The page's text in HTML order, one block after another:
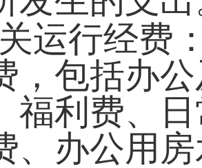
运行经费
， 包括办
福利费、
、办公用